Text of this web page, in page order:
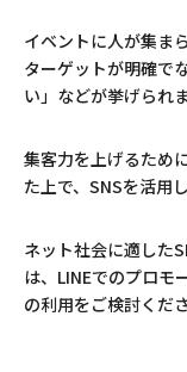
イベントに人が集ま
ターゲットが明確で
い」などが挙げられま
集客力を上げるため
た上で、SNSを活用
ネット社会に適した
は、LINEでのプロモ
の利用をご検討くださ